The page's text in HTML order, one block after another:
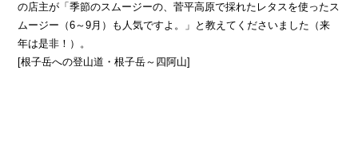
の店主が「季節のスムージーの、菅平高原で採れたレタスを使ったス
ムージー（6～9月）も人気ですよ。」と教えてくださいました（来
年は是非！）。
[根子岳への登山道・根子岳～四阿山]